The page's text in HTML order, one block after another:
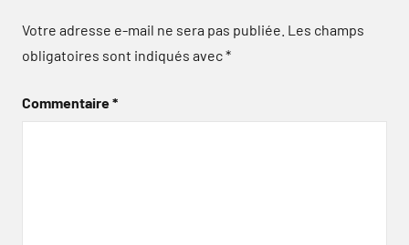
Votre adresse e-mail ne sera pas publiée. Les champs
obligatoires sont indiqués avec*
Commentaire*